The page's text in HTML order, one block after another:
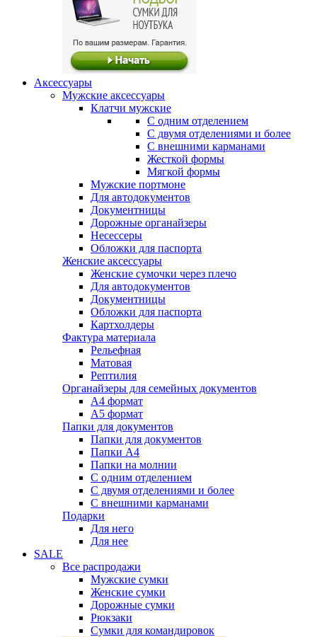
Аксессуары
Мужские аксессуары
Клатчи мужские
С одним отделением
С двумя отделениями и более
С внешними карманами
Жесткой формы
Мягкой формы
Мужские портмоне
Для автодокументов
Документницы
Дорожные органайзеры
Несессеры
Обложки для паспорта
Женские аксессуары
Женские сумочки через плечо
Для автодокументов
Документницы
Обложки для паспорта
Картхолдеры
Фактура материала
Рельефная
Матовая
Рептилия
Органайзеры для семейных документов
А4 формат
А5 формат
Папки для документов
Папки для документов
Папки А4
Папки на молнии
С одним отделением
С двумя отделениями и более
С внешними карманами
Подарки
Для него
Для нее
SALE
Все распродажи
Мужские сумки
Женские сумки
Дорожные сумки
Рюкзаки
Сумки для командировок